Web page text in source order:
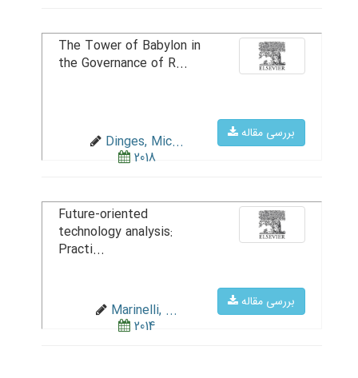
بررسی مقاله
The Tower of Babylon in
the Governance of R...
Dinges, Mic...
2018
بررسی مقاله
Future-oriented
technology analysis:
Practi...
Marinelli, ...
2014